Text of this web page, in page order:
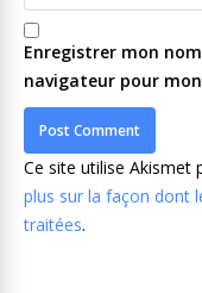
Enregistrer mon
navigateur pour
Ce site utilise Akismet
plus sur la façon dont
traitées.